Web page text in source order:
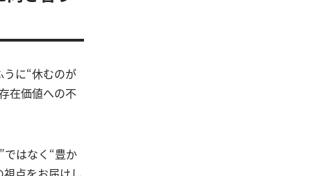
に“休むのが
在価値への不
ではなく“豊か